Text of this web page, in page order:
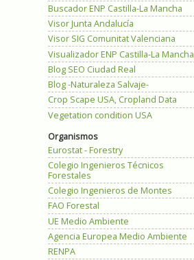
Buscador ENP Castilla-La Mancha
Visor Junta Andalucía
Visor SIG Comunitat Valenciana
Visualizador ENP Castilla-La Mancha
Blog SEO Ciudad Real
Blog -Naturaleza Salvaje-
Crop Scape USA, Cropland Data
Vegetation condition USA
Organismos
Eurostat - Forestry
Colegio Ingenieros Técnicos
Forestales
Colegio Ingenieros de Montes
FAO Forestal
UE Medio Ambiente
Agencia Europea Medio Ambiente
RENPA